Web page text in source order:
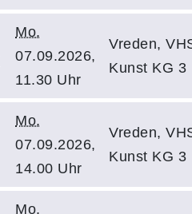
Mo.
07.09.2026,
11.30 Uhr
Vreden,
Kunst KG 3
Mo.
07.09.2026,
14.00 Uhr
Vreden,
Kunst KG 3
Mo.